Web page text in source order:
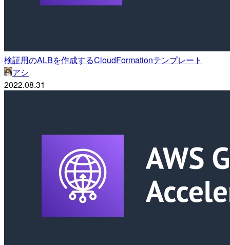
検証用のALBを作成するCloudFormationテンプレート
アシ
2022.08.31